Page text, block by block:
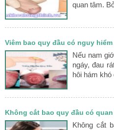
quan tâm.
Viêm bao quy đầu có nguy
Nếu nam
ngáy, đau
hôi hám khó
Không cắt bao quy đầu có
Không cắt